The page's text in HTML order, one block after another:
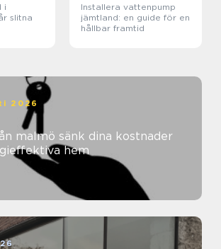
i
Installera vattenpump
jämtland: en guide för en
hållbar framtid
2026
dina kostnader
hem